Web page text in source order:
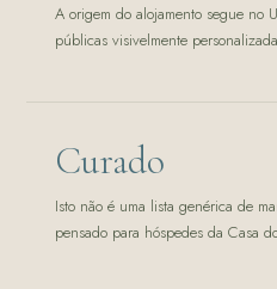
A origem do alojamento segue no
públicas visivelmente
Curado
Isto não é uma lista genérica de
pensado para hóspedes da Casa